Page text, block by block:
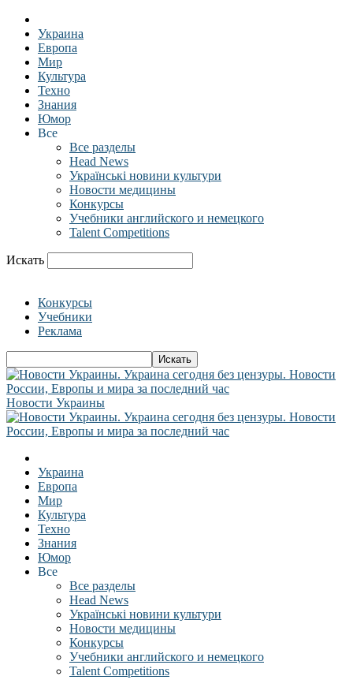
Украина
Европа
Мир
Культура
Техно
Знания
Юмор
Все
Все разделы
Head News
Українські новини культури
Новости медицины
Конкурсы
Учебники английского и немецкого
Talent Competitions
Искать
Конкурсы
Учебники
Реклама
Новости Украины
Украина
Европа
Мир
Культура
Техно
Знания
Юмор
Все
Все разделы
Head News
Українські новини культури
Новости медицины
Конкурсы
Учебники английского и немецкого
Talent Competitions